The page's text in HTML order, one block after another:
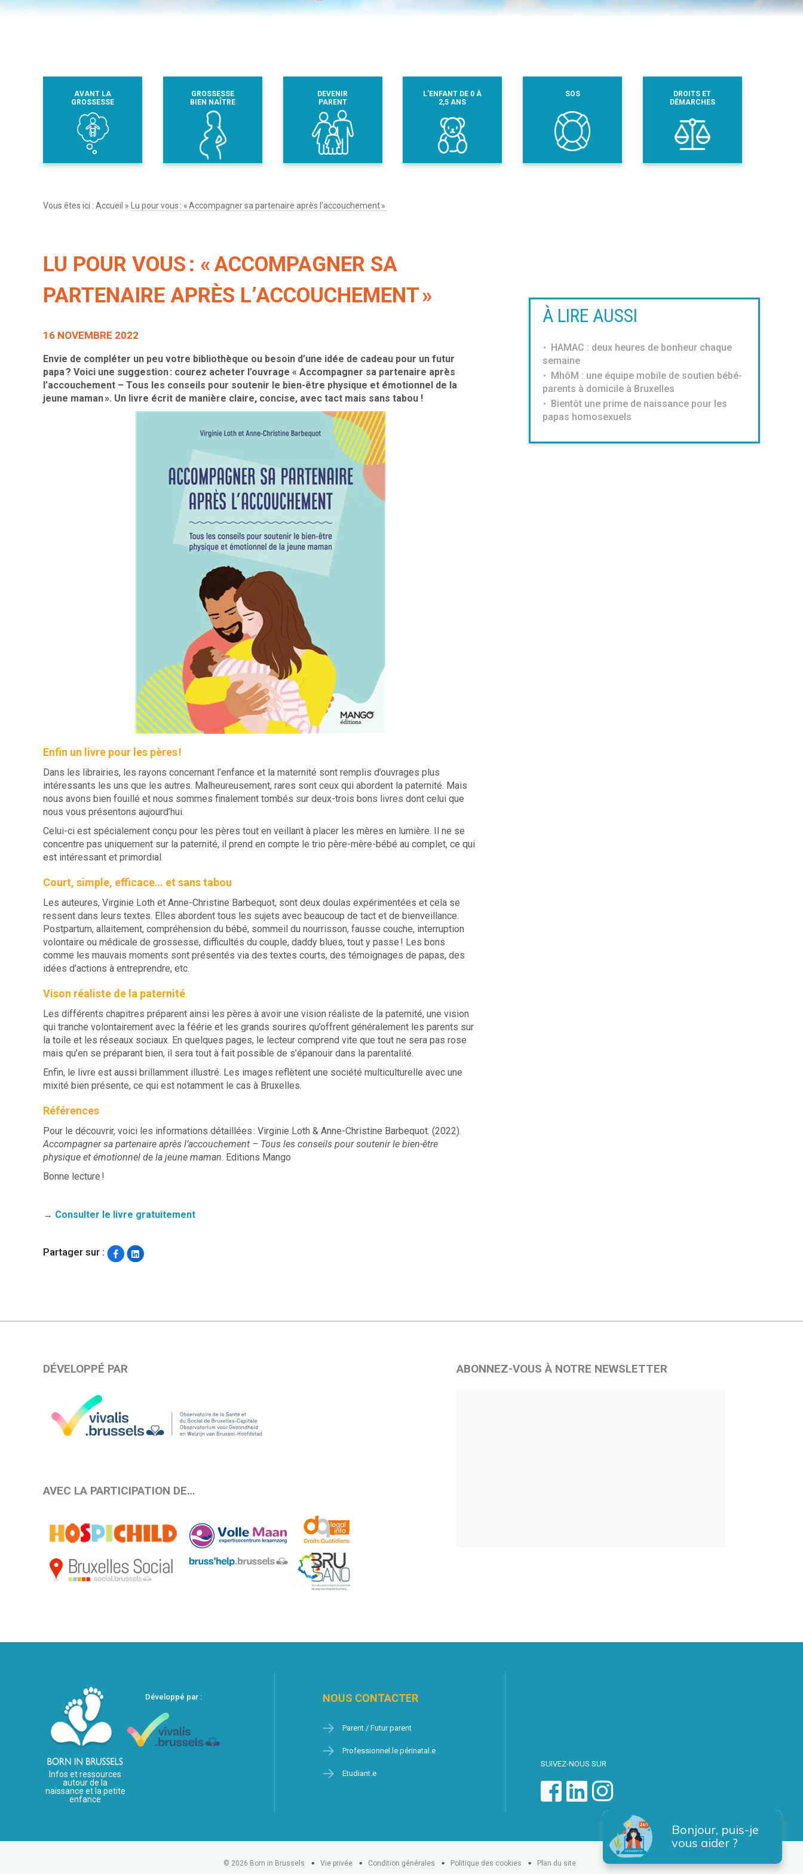
AVANT LA
GROSSESSE
GROSSESSE
BIEN NAÎTRE
DEVENIR
PARENT
L’ENFANT DE 0 À
2,5 ANS
SOS
DROITS ET
DÉMARCHES
Vous êtes ici : Accueil » Lu pour vous : « Accompagner sa partenaire après l’accouchement »
LU POUR VOUS : « ACCOMPAGNER SA
PARTENAIRE APRÈS L’ACCOUCHEMENT »
16 NOVEMBRE 2022
Envie de compléter un peu votre bibliothèque ou besoin d’une idée de cadeau pour un futur
papa ? Voici une suggestion : courez acheter l’ouvrage « Accompagner sa partenaire après
l’accouchement – Tous les conseils pour soutenir le bien-être physique et émotionnel de la
jeune maman ». Un livre écrit de manière claire, concise, avec tact mais sans tabou !
Enfin un livre pour les pères !
Dans les librairies, les rayons concernant l’enfance et la maternité sont remplis d’ouvrages plus
intéressants les uns que les autres. Malheureusement, rares sont ceux qui abordent la paternité. Mais
nous avons bien fouillé et nous sommes finalement tombés sur deux-trois bons livres dont celui que
nous vous présentons aujourd’hui.
Celui-ci est spécialement conçu pour les pères tout en veillant à placer les mères en lumière. Il ne se
concentre pas uniquement sur la paternité, il prend en compte le trio père-mère-bébé au complet, ce qui
est intéressant et primordial.
Court, simple, efficace… et sans tabou
Les auteures, Virginie Loth et Anne-Christine Barbequot, sont deux doulas expérimentées et cela se
ressent dans leurs textes. Elles abordent tous les sujets avec beaucoup de tact et de bienveillance.
Postpartum, allaitement, compréhension du bébé, sommeil du nourrisson, fausse couche, interruption
volontaire ou médicale de grossesse, difficultés du couple, daddy blues, tout y passe ! Les bons
comme les mauvais moments sont présentés via des textes courts, des témoignages de papas, des
idées d’actions à entreprendre, etc.
Vison réaliste de la paternité
Les différents chapitres préparent ainsi les pères à avoir une vision réaliste de la paternité, une vision
qui tranche volontairement avec la féérie et les grands sourires qu’offrent généralement les parents sur
la toile et les réseaux sociaux. En quelques pages, le lecteur comprend vite que tout ne sera pas rose
mais qu’en se préparant bien, il sera tout à fait possible de s’épanouir dans la parentalité.
Enfin, le livre est aussi brillamment illustré. Les images reflètent une société multiculturelle avec une
mixité bien présente, ce qui est notamment le cas à Bruxelles.
Références
Pour le découvrir, voici les informations détaillées : Virginie Loth & Anne-Christine Barbequot. (2022).
Accompagner sa partenaire après l’accouchement – Tous les conseils pour soutenir le bien-être
physique et émotionnel de la jeune maman. Editions Mango
Bonne lecture !
→ Consulter le livre gratuitement
Partager sur :
À LIRE AUSSI
HAMAC : deux heures de bonheur chaque
semaine
MhôM : une équipe mobile de soutien bébé-
parents à domicile à Bruxelles
Bientôt une prime de naissance pour les
papas homosexuels
DÉVELOPPÉ PAR
AVEC LA PARTICIPATION DE…
ABONNEZ-VOUS À NOTRE NEWSLETTER
Infos et ressources
autour de la
naissance et la petite
enfance
Développé par : NOUS CONTACTER
Parent / Futur parent
Professionnel.le périnatal.e
Etudiant.e
SUIVEZ-NOUS SUR
Bonjour, puis-je
vous aider ?
© 2026 Born in Brussels Vie privée Condition générales Politique des cookies Plan du site